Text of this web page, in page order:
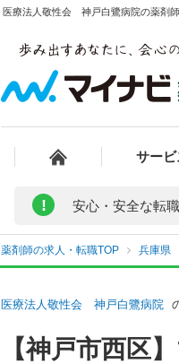
医療法人敬性会 神戸白鷺病院の薬剤
サー
! 安心・安全な転
薬剤師の求人・転職TOP 兵庫県
医療法人敬性会 神戸白鷺病院
【神戸市西区